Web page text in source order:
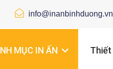
info@inanbinhduong.vn
MỤC IN ẤN Thiết